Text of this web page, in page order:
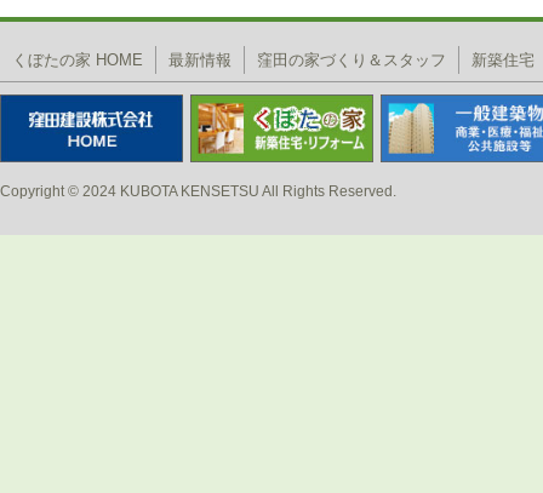
投稿ナビゲーション
くぼたの家 HOME 最新情報 窪田の家づくり＆スタッフ 新築住宅
Copyright © 2024 KUBOTA KENSETSU All Rights Reserved.